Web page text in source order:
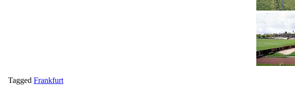
Tagged Frankfurt